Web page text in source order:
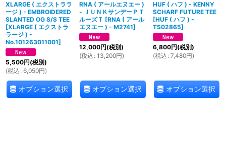
XLARGE ( エクストララ
ージ ) - EMBROIDERED
SLANTED OG S/S TEE
[XLARGE ( エクストラ
ラージ ) -
No.101263011001]
5,500円(税別)
(税込 : 6,050円)
オプション選択
RNA ( アールエヌエー )
- ＪＵＮＫサンデーＰＴ
ルーズＴ [RNA ( アール
エヌエー ) - M2741]
12,000円(税別)
(税込 : 13,200円)
オプション選択
HUF ( ハフ ) - KENNY
SCHARF FUTURE TEE
[HUF ( ハフ ) -
TS02865]
6,800円(税別)
(税込 : 7,480円)
オプション選択